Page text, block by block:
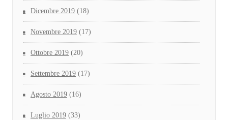
Dicembre 2019 (18)
Novembre 2019 (17)
Ottobre 2019 (20)
Settembre 2019 (17)
Agosto 2019 (16)
Luglio 2019 (33)